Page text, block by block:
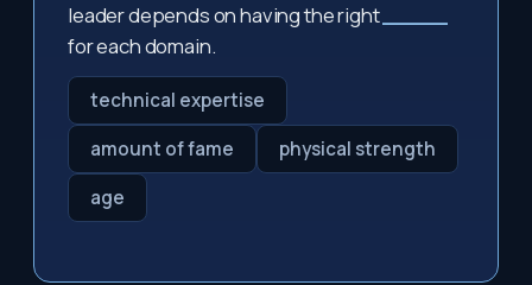
leader depends on having the right
for each domain.
technical expertise
amount of fame
physical strength
age